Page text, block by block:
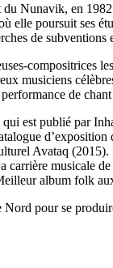
Nunavik, en
elle poursuit ses
de subventions
musiciens
de
qui est publié par
Avataq
musicale
album folk
pour se